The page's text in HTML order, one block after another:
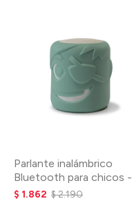
Parlante inalámbrico
Bluetooth para chicos -
Verde
$ 1.862 $2.190